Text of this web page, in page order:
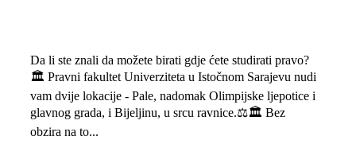
Da li ste znali da možete birati gdje ćete studirati pravo?
🏛️ Pravni fakultet Univerziteta u Istočnom Sarajevu nudi
vam dvije lokacije - Pale, nadomak Olimpijske ljepotice i
glavnog grada, i Bijeljinu, u srcu ravnice.⚖️🏛️ Bez
obzira na to...